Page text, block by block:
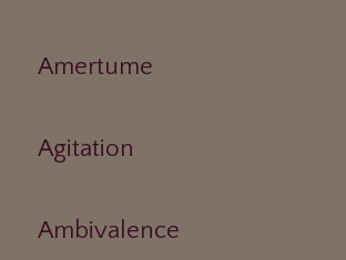
Amertume
Agitation
Ambivalence